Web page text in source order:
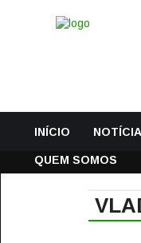
INÍCIO
QUEM SOMOS